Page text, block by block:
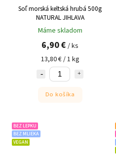
Soľ morská keltská hrubá 500g
NATURAL JIHLAVA
Máme skladom
6,90 € / ks
13,80 € / 1 kg
Do košíka
BEZ LEPKU
BEZ MLIEKA
VEGAN